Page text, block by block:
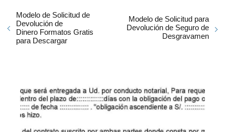
Modelo de Solicitud de
Devolución de
Dinero Formatos Gratis
para Descargar
Modelo de Solicitud para
Devolución de Seguro de
Desgravamen